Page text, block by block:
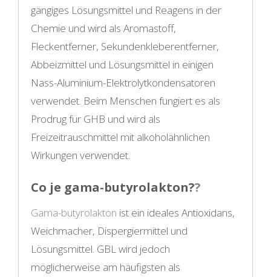
gängiges Lösungsmittel und Reagens in der
Chemie und wird als Aromastoff,
Fleckentferner, Sekundenkleberentferner,
Abbeizmittel und Lösungsmittel in einigen
Nass-Aluminium-Elektrolytkondensatoren
verwendet. Beim Menschen fungiert es als
Prodrug für GHB und wird als
Freizeitrauschmittel mit alkoholähnlichen
Wirkungen verwendet.
Co je gama-butyrolakton??
Gama-butyrolakton ist ein ideales Antioxidans,
Weichmacher, Dispergiermittel und
Lösungsmittel. GBL wird jedoch
möglicherweise am häufigsten als